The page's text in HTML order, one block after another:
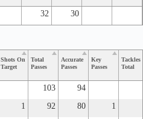
32 30
Shots On
Target
Total
Passes
Accurate
Passes
Key
Passes
Tackles
Total
103
94
1 92 80 1